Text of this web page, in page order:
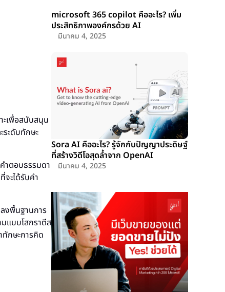
ะเพื่อสนับสนุน
ระดับทักษะ
ำตอบธรรมดา
ะได้รับคำ
งพื้นฐานการ
แบบโสกราตีส
กษะการคิด
microsoft 365 copilot คืออะไร? เพิ่ม
ประสิทธิภาพองค์กรด้วย AI
มีนาคม 4, 2025
Sora AI คืออะไร? รู้จักกับปัญญาประดิษฐ์
ที่สร้างวิดีโอสุดล้ำจาก OpenAI
มีนาคม 4, 2025